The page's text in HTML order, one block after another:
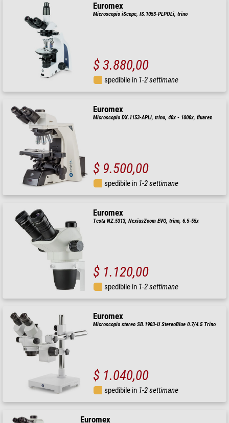
Euromex
Microscopio iScope, IS.1053-PLPOLi, trino
$ 3.880,00
spedibile in 1-2 settimane
Euromex
Microscopio DX.1153-APLi, trino, 40x - 1000x, fluarex
$ 9.500,00
spedibile in 1-2 settimane
Euromex
Testa NZ.5313, NexiusZoom EVO, trino, 6.5-55x
$ 1.120,00
spedibile in 1-2 settimane
Euromex
Microscopio stereo SB.1903-U StereoBlue 0.7/4.5 Trino
$ 1.040,00
spedibile in 1-2 settimane
Euromex